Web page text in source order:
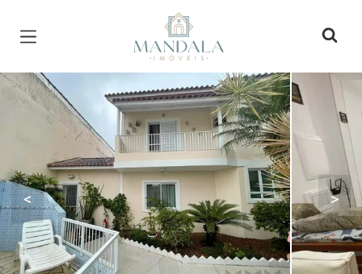
Página inicial
< >